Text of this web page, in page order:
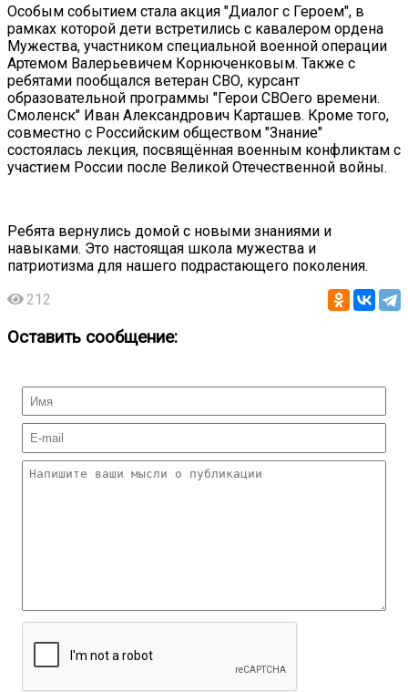
Особым событием стала акция "Диалог с Героем", в
рамках которой дети встретились с кавалером ордена
Мужества, участником специальной военной операции
Артемом Валерьевичем Корнюченковым. Также с
ребятами пообщался ветеран СВО, курсант
образовательной программы "Герои СВОего времени.
Смоленск" Иван Александрович Карташев. Кроме того,
совместно с Российским обществом "Знание"
состоялась лекция, посвящённая военным конфликтам с
участием России после Великой Отечественной войны.
Ребята вернулись домой с новыми знаниями и
навыками. Это настоящая школа мужества и
патриотизма для нашего подрастающего поколения.
212
Оставить сообщение: